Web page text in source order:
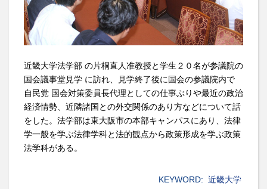
近畿大学法学部 の片桐直人准教授と学生２０名が参議院の
国会議事堂見学 に訪れ、見学終了後に国会の参議院内で
自民党 国会対策委員長代理としての仕事ぶりや最近の政治
経済情勢、近隣諸国との外交関係のあり方などについて話
をした。法学部は東大阪市の本部キャンパスにあり、法律
学一般を学ぶ法律学科と法的観点から政策形成を学ぶ政策
法学科がある。
KEYWORD: 近畿大学